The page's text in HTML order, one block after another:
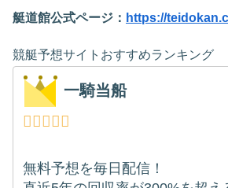
艇道館公式ページ： https://
競艇予想サイトおすすめランキング
一騎当船
無料予想を毎日配信！